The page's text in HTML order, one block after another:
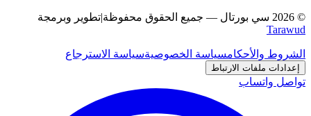
©
2026 سي بورتال — جميع الحقوق محفوظة|تطوير وبرمجة
Tarawud
الشروط والأحكامسياسة الخصوصيةسياسة الاسترجاع
إعدادات ملفات الارتباط
تواصل واتساب